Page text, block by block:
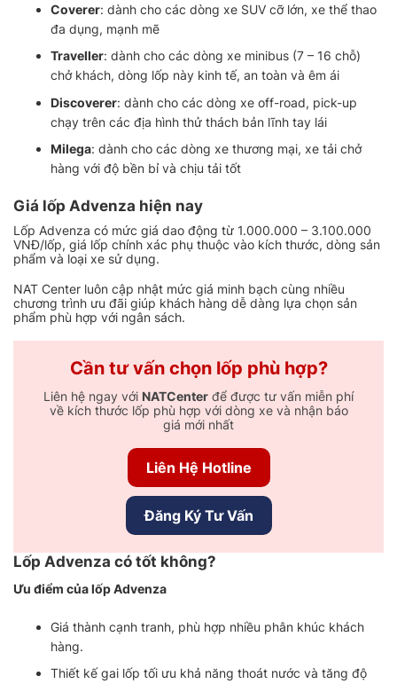
Coverer: dành cho các dòng xe SUV cỡ lớn, xe thể thao
đa dụng, mạnh mẽ
Traveller: dành cho các dòng xe minibus (7 – 16 chỗ)
chở khách, dòng lốp này kinh tế, an toàn và êm ái
Discoverer: dành cho các dòng xe off-road, pick-up
chạy trên các địa hình thử thách bản lĩnh tay lái
Milega: dành cho các dòng xe thương mại, xe tải chở
hàng với độ bền bỉ và chịu tải tốt
Giá lốp Advenza hiện nay
Lốp Advenza có mức giá dao động từ 1.000.000 – 3.100.000
VNĐ/lốp, giá lốp chính xác phụ thuộc vào kích thước, dòng sản
phẩm và loại xe sử dụng.
NAT Center luôn cập nhật mức giá minh bạch cùng nhiều
chương trình ưu đãi giúp khách hàng dễ dàng lựa chọn sản
phẩm phù hợp với ngân sách.
Cần tư vấn chọn lốp phù hợp?
Liên hệ ngay với NATCenter để được tư vấn miễn phí
về kích thước lốp phù hợp với dòng xe và nhận báo
giá mới nhất
Liên Hệ Hotline
Đăng Ký Tư Vấn
Lốp Advenza có tốt không?
Ưu điểm của lốp Advenza
Giá thành cạnh tranh, phù hợp nhiều phân khúc khách
hàng.
Thiết kế gai lốp tối ưu khả năng thoát nước và tăng độ